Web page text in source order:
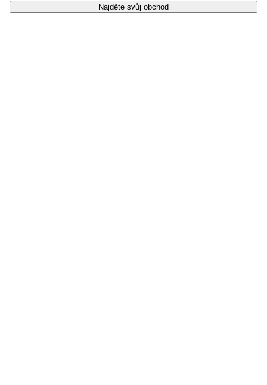
Najděte svůj obchod